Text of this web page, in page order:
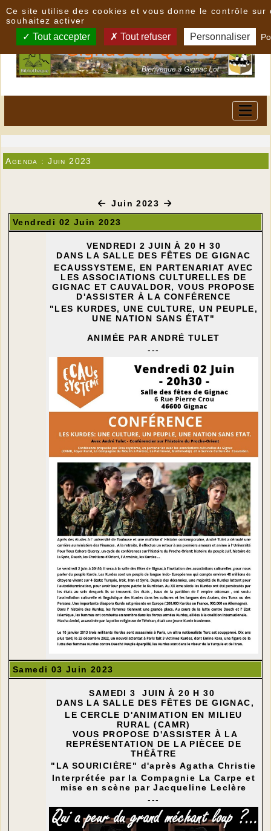
Agenda : Juin 2023
Juin 2023
Vendredi 02 Juin 2023
VENDREDI 2 JUIN À 20 H 30
DANS LA SALLE DES FÊTES DE GIGNAC
ECAUSSYSTEME, EN PARTENARIAT AVEC
LES ASSOCIATIONS CULTURELLES DE
GIGNAC ET CAUVALDOR, VOUS PROPOSE
D'ASSISTER À LA CONFÉRENCE
"LES KURDES, UNE CULTURE, UN PEUPLE,
UNE NATION SANS ÉTAT"
ANIMÉE PAR ANDRÉ TULET
---
Samedi 03 Juin 2023
SAMEDI 3 JUIN À 20 H 30
DANS LA SALLE DES FÊTES DE GIGNAC,
LE CERCLE D'ANIMATION EN MILIEU
RURAL (CAMR)
VOUS PROPOSE D'ASSISTER À LA
REPRÉSENTATION DE LA PIÈCEE DE
THÉÂTRE
"LA SOURICIÈRE" d'après Agatha Christie
Interprétée par la Compagnie La Carpe et
mise en scène par Jacqueline Leclère
---
Ce site utilise des cookies et vous donne le contrôle sur
souhaitez activer
Tout accepter Tout refuser Personnaliser